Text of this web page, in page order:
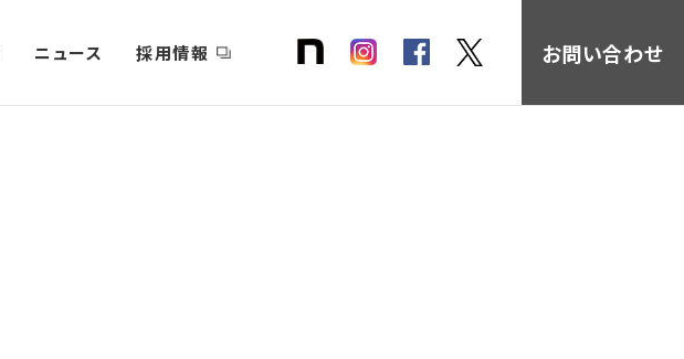
ニュース 採用情報 お問い合わせ